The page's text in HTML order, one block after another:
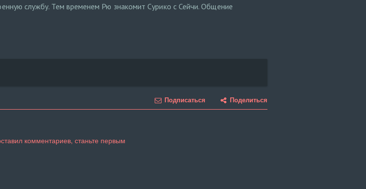
службу. Тем временем Рю знакомит Сурико с Сейчи. Общение
Подписаться Поделиться